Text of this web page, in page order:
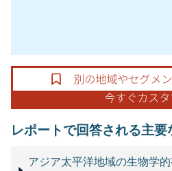
レポートで回答される主要
アジア太平洋地域の生物学